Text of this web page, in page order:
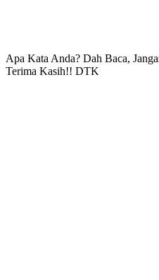
Apa Kata Anda? Dah Baca,
Terima Kasih!! DTK